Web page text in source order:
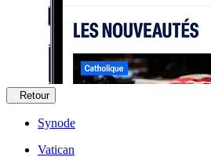
Retour
Synode
Vatican